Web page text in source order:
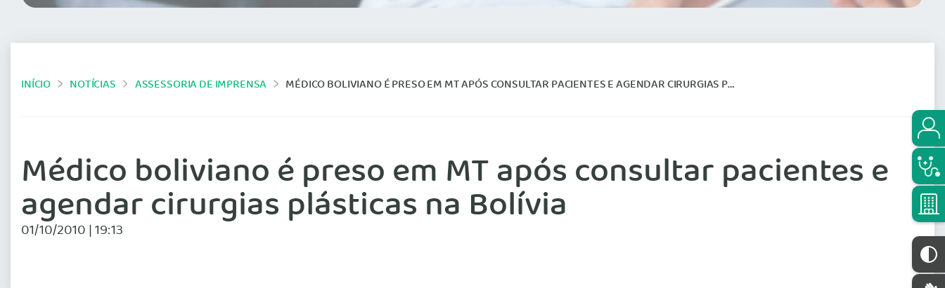
INÍCIO NOTÍCIAS ASSESSORIA DE IMPRENSA MÉDICO BOLIVIANO É PRESO EM MT APÓS CONSULTAR PACIENTES E AGENDAR CIRURGIAS PLÁSTICAS NA BOLÍVIA
Médico boliviano é preso em MT após consultar pacientes e
agendar cirurgias plásticas na Bolívia
01/10/2010 | 19:13